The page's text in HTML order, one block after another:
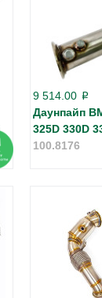
9 514.00 p
Даунпайп
325D 330D
100.8176